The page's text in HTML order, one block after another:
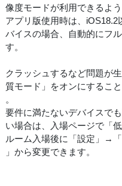
像度モードが利用できるよう
アプリ版使用時は、
バイスの場合、自動的にフ
す。
クラッシュするなど問題が
質モード」をオンにするこ
。
要件に満たないデバイスで
い場合は、入場ページで「
ルーム入場後に「設定」→
」から変更できます。